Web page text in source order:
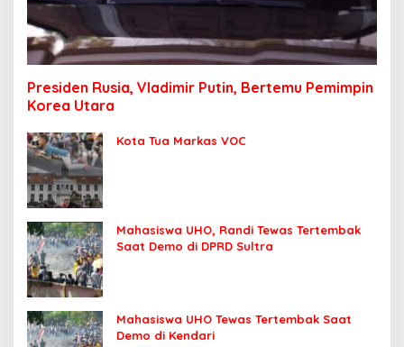
Presiden Rusia, Vladimir Putin, Bertemu Pemimpin
Korea Utara
Kota Tua Markas VOC
Mahasiswa UHO, Randi Tewas Tertembak
Saat Demo di DPRD Sultra
Mahasiswa UHO Tewas Tertembak Saat
Demo di Kendari